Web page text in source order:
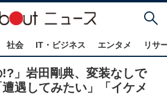
社会 IT・ビジネス エンタメ リサ
!?」岩田剛典、変装なしで
遇してみたい」「イケメ